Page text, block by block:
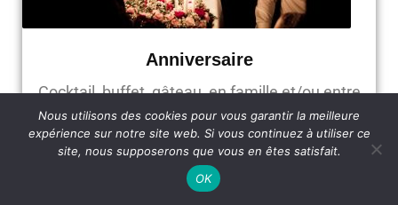
Anniversaire
Cocktail, buffet, gâteau, en famille et/ou entre
amis
Nous utilisons des cookies pour vous garantir la meilleure
expérience sur notre site web. Si vous continuez à utiliser ce
site, nous supposerons que vous en êtes satisfait.
OK